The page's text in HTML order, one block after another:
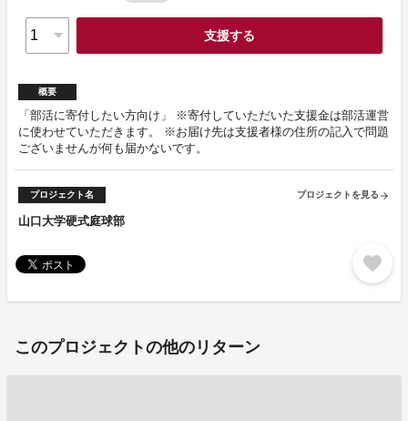
支援する
概要
「部活に寄付したい方向け」 ※寄付していただいた支援金は部活運営
に使わせていただきます。 ※お届け先は支援者様の住所の記入で問題
ございませんが何も届かないです。
プロジェクト名 プロジェクトを見る arrow_forward
山口大学硬式庭球部
favorite
このプロジェクトの他のリターン